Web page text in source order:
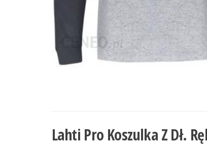
Lahti Pro Koszulka Z Dł.